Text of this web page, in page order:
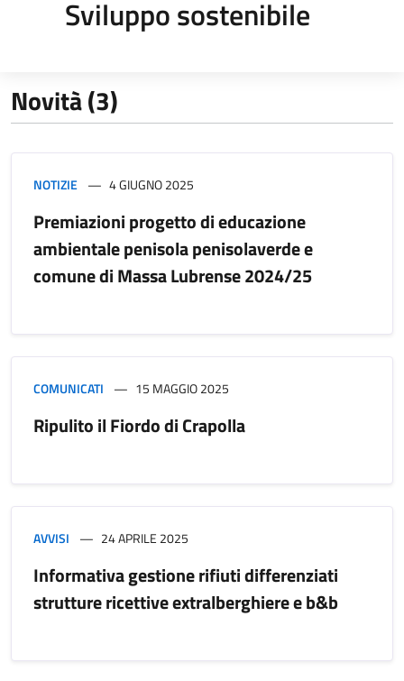
Sviluppo sostenibile
Novità (3)
NOTIZIE 4 GIUGNO 2025
Premiazioni progetto di educazione
ambientale penisola penisolaverde e
comune di Massa Lubrense 2024/25
COMUNICATI 15 MAGGIO 2025
Ripulito il Fiordo di Crapolla
AVVISI 24 APRILE 2025
Informativa gestione rifiuti differenziati
strutture ricettive extralberghiere e b&b